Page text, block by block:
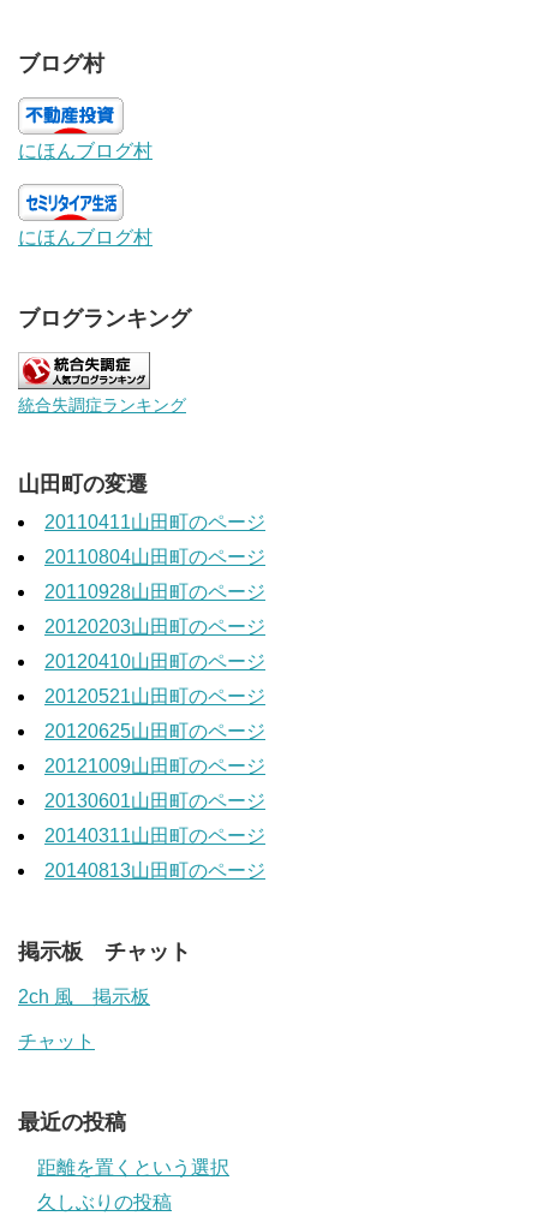
ブログ村
にほんブログ村
にほんブログ村
ブログランキング
統合失調症ランキング
山田町の変遷
20110411山田町のページ
20110804山田町のページ
20110928山田町のページ
20120203山田町のページ
20120410山田町のページ
20120521山田町のページ
20120625山田町のページ
20121009山田町のページ
20130601山田町のページ
20140311山田町のページ
20140813山田町のページ
掲示板 チャット
2ch 風 掲示板
チャット
最近の投稿
距離を置くという選択
久しぶりの投稿